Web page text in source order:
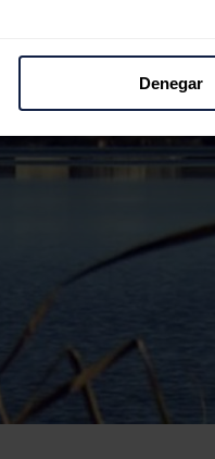
personalizar el
información sobre el
quienes pueden
haya hecho de sus
Denegar